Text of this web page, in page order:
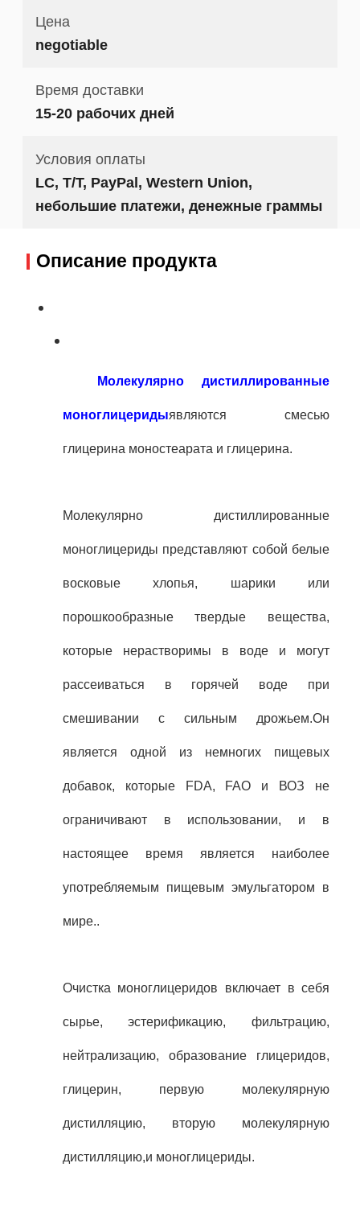
Цена
negotiable
Время доставки
15-20 рабочих дней
Условия оплаты
LC, T/T, PayPal, Western Union,
небольшие платежи, денежные граммы
Описание продукта
Молекулярно дистиллированные
моноглицеридыявляются смесью
глицерина моностеарата и глицерина.
Молекулярно дистиллированные
моноглицериды представляют собой белые
восковые хлопья, шарики или
порошкообразные твердые вещества,
которые нерастворимы в воде и могут
рассеиваться в горячей воде при
смешивании с сильным дрожьем.Он
является одной из немногих пищевых
добавок, которые FDA, FAO и ВОЗ не
ограничивают в использовании, и в
настоящее время является наиболее
употребляемым пищевым эмульгатором в
мире..
Очистка моноглицеридов включает в себя
сырье, эстерификацию, фильтрацию,
нейтрализацию, образование глицеридов,
глицерин, первую молекулярную
дистилляцию, вторую молекулярную
дистилляцию,и моноглицериды.